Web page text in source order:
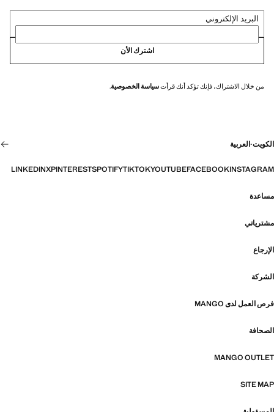
البريد الإلكتروني
اشترك الأن
من خلال الاشتراك، فإنك تؤكد أنك قرأتسياسة الخصوصية.
الكويت·العربية
INSTAGRAM
FACEBOOK
YOUTUBE
TIKTOK
SPOTIFY
PINTEREST
X
LINKEDIN
مساعدة
مشترياتي
الإرجاع
الشركة
فرص العمل لدى MANGO
الصحافة
MANGO OUTLET
SITE MAP